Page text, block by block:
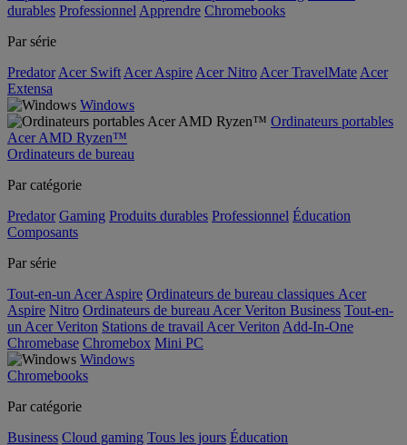
durables Professionnel Apprendre Chromebooks
Par série
Predator Acer Swift Acer Aspire Acer Nitro Acer TravelMate Acer
Extensa
Windows
Ordinateurs portables
Acer AMD Ryzen™
Ordinateurs de bureau
Par catégorie
Predator Gaming Produits durables Professionnel Éducation
Composants
Par série
Tout-en-un Acer Aspire Ordinateurs de bureau classiques Acer
Aspire Nitro Ordinateurs de bureau Acer Veriton Business Tout-en-
un Acer Veriton Stations de travail Acer Veriton Add-In-One
Chromebase Chromebox Mini PC
Windows
Chromebooks
Par catégorie
Business Cloud gaming Tous les jours Éducation